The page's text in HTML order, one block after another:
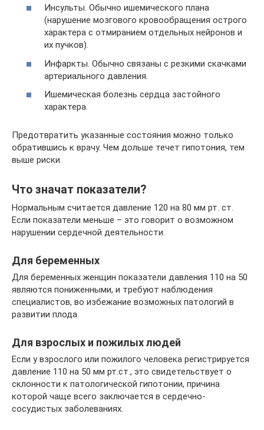
Инсульты. Обычно ишемического плана
(нарушение мозгового кровообращения острого
характера с отмиранием отдельных нейронов и
их пучков).
Инфаркты. Обычно связаны с резкими скачками
артериального давления.
Ишемическая болезнь сердца застойного
характера.
Предотвратить указанные состояния можно только
обратившись к врачу. Чем дольше течет гипотония, тем
выше риски.
Что значат показатели?
Нормальным считается давление 120 на 80 мм рт. ст.
Если показатели меньше – это говорит о возможном
нарушении сердечной деятельности.
Для беременных
Для беременных женщин показатели давления 110 на 50
являются пониженными, и требуют наблюдения
специалистов, во избежание возможных патологий в
развитии плода.
Для взрослых и пожилых людей
Если у взрослого или пожилого человека регистрируется
давление 110 на 50 мм рт.ст., это свидетельствует о
склонности к патологической гипотонии, причина
которой чаще всего заключается в сердечно-
сосудистых заболеваниях.